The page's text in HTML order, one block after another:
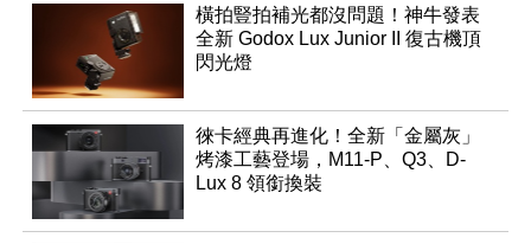
橫拍豎拍補光都沒問題！神牛發表
全新 Godox Lux Junior II 復古機頂
閃光燈
徠卡經典再進化！全新「金屬灰」
烤漆工藝登場，M11-P、Q3、D-
Lux 8 領銜換裝